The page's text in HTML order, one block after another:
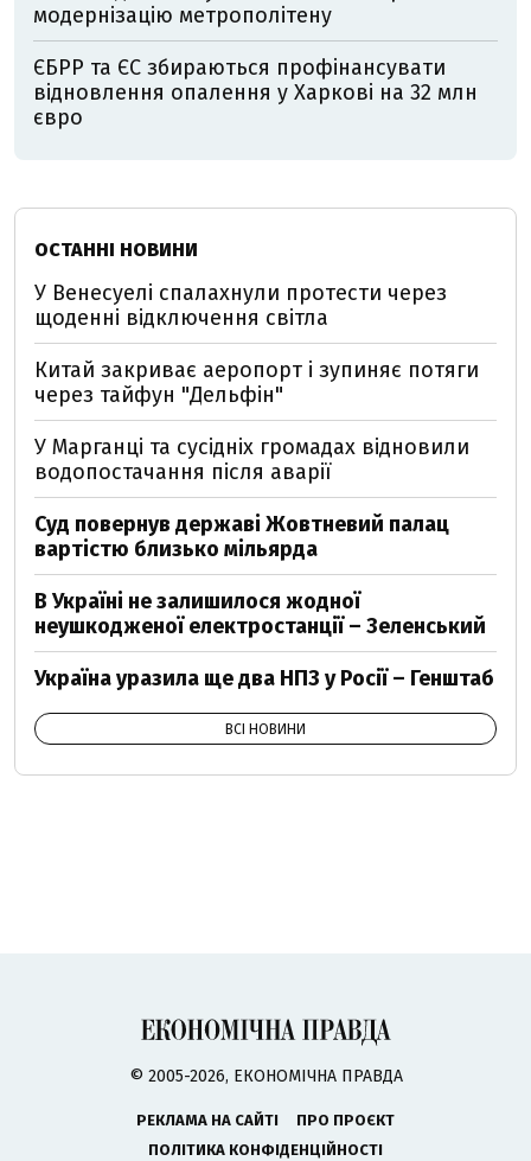
модернізацію метрополітену
ЄБРР та ЄС збираються профінансувати
відновлення опалення у Харкові на 32 млн
євро
ОСТАННІ НОВИНИ
У Венесуелі спалахнули протести через
щоденні відключення світла
Китай закриває аеропорт і зупиняє потяги
через тайфун "Дельфін"
У Марганці та сусідніх громадах відновили
водопостачання після аварії
Суд повернув державі Жовтневий палац
вартістю близько мільярда
В Україні не залишилося жодної
неушкодженої електростанції – Зеленський
Україна уразила ще два НПЗ у Росії – Генштаб
ВСІ НОВИНИ
© 2005-2026, ЕКОНОМІЧНА ПРАВДА
РЕКЛАМА НА САЙТІ
ПРО ПРОЄКТ
ПОЛІТИКА КОНФІДЕНЦІЙНОСТІ